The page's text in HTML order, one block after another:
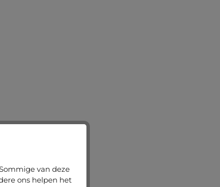
van deze
ons helpen het